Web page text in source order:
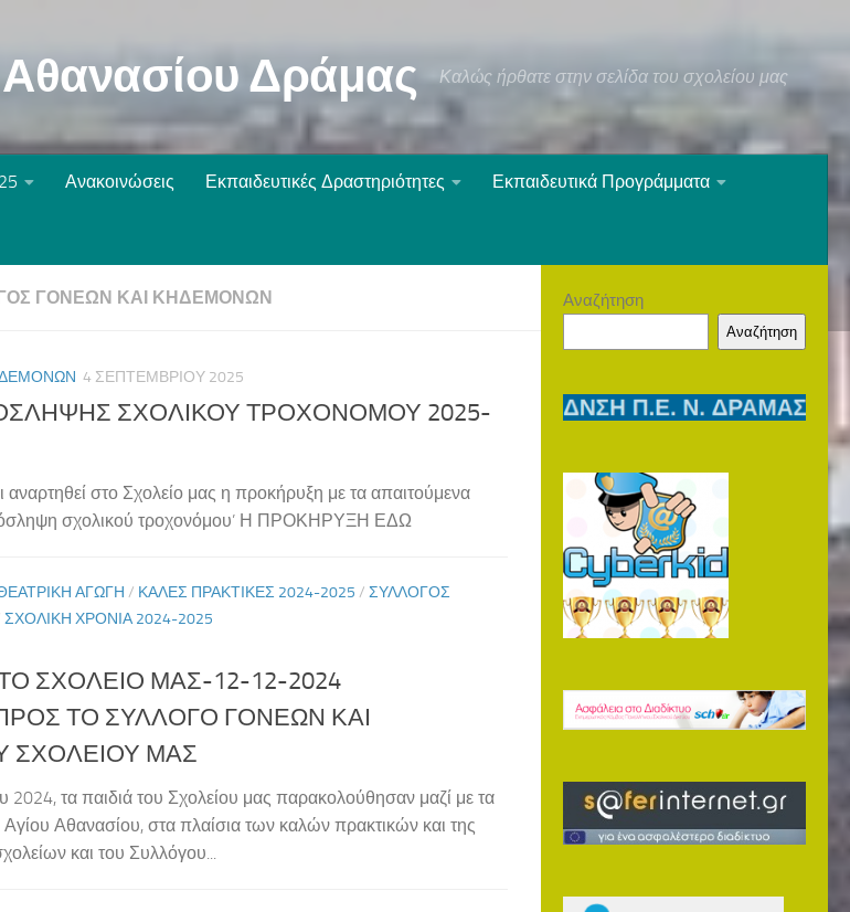
Αθανασίου Δράμας Καλώς ήρθατε στην σελίδα του σχολείου μας
Ανακοινώσεις Εκπαιδευτικές Δραστηριότητες Εκπαιδευτικά Προγράμματα
ΓΟΝΈΩΝ ΚΑΙ ΚΗΔΕΜΌΝΩΝ
4 ΣΕΠΤΕΜΒΡΊΟΥ 2025
ΣΧΟΛΙΚΟΥ ΤΡΟΧΟΝΟΜΟΥ 2025-
αναρτηθεί στο Σχολείο μας η προκήρυξη με τα απαιτούμενα
σχολικού τροχονόμου’ Η ΠΡΟΚΗΡΥΞΗ ΕΔΩ
ΑΓΩΓΉ / ΚΑΛΕΣ ΠΡΑΚΤΙΚΕΣ 2024-2025 / ΣΎΛΛΟΓΟΣ
ΣΧΟΛΙΚΉ ΧΡΟΝΙΆ 2024-2025
ΣΧΟΛΕΙΟ ΜΑΣ-12-12-2024
ΤΟ ΣΥΛΛΟΓΟ ΓΟΝΕΩΝ ΚΑΙ
ΣΧΟΛΕΙΟΥ ΜΑΣ
τα παιδιά του Σχολείου μας παρακολούθησαν μαζί με τα
Αθανασίου, στα πλαίσια των καλών πρακτικών και της
και του Συλλόγου...
Αναζήτηση
Αναζήτηση